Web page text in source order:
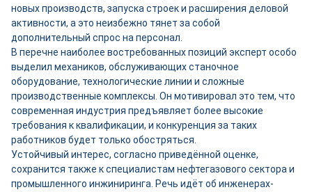
новых производств, запуска строек и расширения деловой
активности, а это неизбежно тянет за собой
дополнительный спрос на персонал.
В перечне наиболее востребованных позиций эксперт особо
выделил механиков, обслуживающих станочное
оборудование, технологические линии и сложные
производственные комплексы. Он мотивировал это тем, что
современная индустрия предъявляет более высокие
требования к квалификации, и конкуренция за таких
работников будет только обостряться.
Устойчивый интерес, согласно приведённой оценке,
сохранится также к специалистам нефтегазового сектора и
промышленного инжиниринга. Речь идёт об инженерах-